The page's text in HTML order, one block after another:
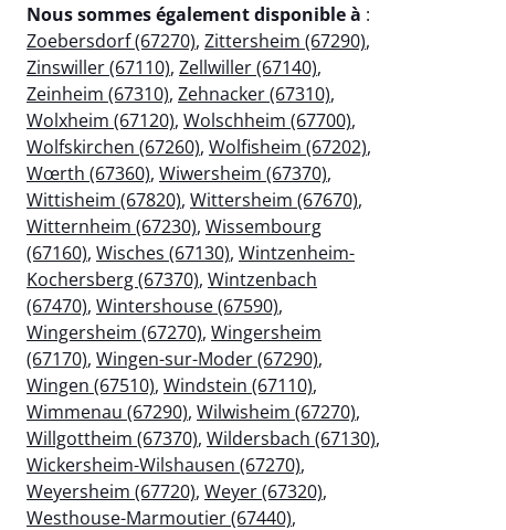
Nous sommes également disponible à :
Zoebersdorf (67270), Zittersheim (67290),
Zinswiller (67110), Zellwiller (67140),
Zeinheim (67310), Zehnacker (67310),
Wolxheim (67120), Wolschheim (67700),
Wolfskirchen (67260), Wolfisheim (67202),
Wœrth (67360), Wiwersheim (67370),
Wittisheim (67820), Wittersheim (67670),
Witternheim (67230), Wissembourg
(67160), Wisches (67130), Wintzenheim-
Kochersberg (67370), Wintzenbach
(67470), Wintershouse (67590),
Wingersheim (67270), Wingersheim
(67170), Wingen-sur-Moder (67290),
Wingen (67510), Windstein (67110),
Wimmenau (67290), Wilwisheim (67270),
Willgottheim (67370), Wildersbach (67130),
Wickersheim-Wilshausen (67270),
Weyersheim (67720), Weyer (67320),
Westhouse-Marmoutier (67440),